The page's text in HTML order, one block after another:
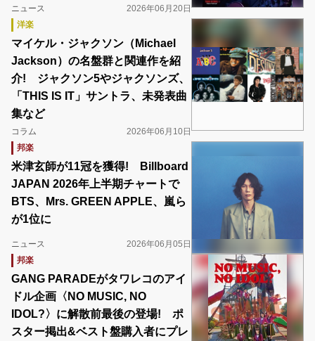
ニュース
2026年06月20日
洋楽
マイケル・ジャクソン（Michael
Jackson）の名盤群と関連作を紹
介! ジャクソン5やジャクソンズ、
「THIS IS IT」サントラ、未発表曲
集など
コラム
2026年06月10日
邦楽
米津玄師が11冠を獲得! Billboard
JAPAN 2026年上半期チャートで
BTS、Mrs. GREEN APPLE、嵐ら
が1位に
ニュース
2026年06月05日
邦楽
GANG PARADEがタワレコのアイ
ドル企画〈NO MUSIC, NO
IDOL?〉に解散前最後の登場! ポ
スター掲出&ベスト盤購入者にプレ